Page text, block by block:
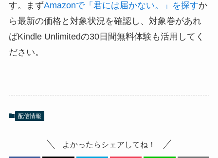
す。まずAmazonで「君には届かない。」を探すか
ら最新の価格と対象状況を確認し、対象巻があれ
ばKindle Unlimitedの30日間無料体験も活用してく
ださい。
配信情報
よかったらシェアしてね！